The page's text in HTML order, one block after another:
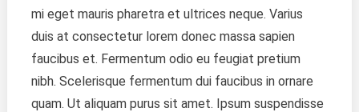
mi eget mauris pharetra et ultrices neque. Varius
duis at consectetur lorem donec massa sapien
faucibus et. Fermentum odio eu feugiat pretium
nibh. Scelerisque fermentum dui faucibus in ornare
quam. Ut aliquam purus sit amet. Ipsum suspendisse